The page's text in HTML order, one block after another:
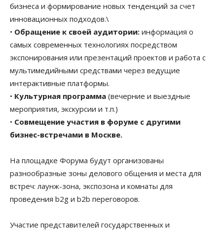
бизнеса и формирование новых тенденций за счет
инновационных подходов.\
• Обращение к своей аудитории: информация о
самых современных технологиях посредством
экспонирования или презентаций проектов и работа с
мультимедийными средствами через ведущие
интерактивные платформы.
• Культурная программа (вечерние и выездные
мероприятия, экскурсии и т.п.)
• Совмещение участия в форуме с другими
бизнес-встречами в Москве.
На площадке Форума будут организованы
разнообразные зоны делового общения и места для
встреч: лаунж-зона, экспозона и комнаты для
проведения b2g и b2b переговоров.
Участие представителей государственных и